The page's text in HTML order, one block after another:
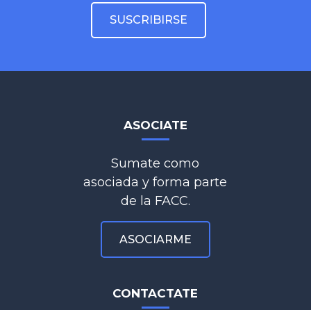
ASOCIATE
Sumate como
asociada y forma parte
de la FACC.
ASOCIARME
CONTACTATE